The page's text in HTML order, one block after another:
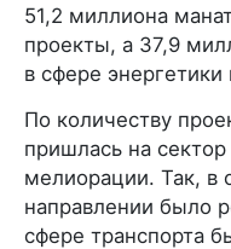
51,2 миллиона
проекты, а 37,9
в сфере
По количеству
пришлась на сектор
мелиорации. Так, в
направлении было
сфере транспорта